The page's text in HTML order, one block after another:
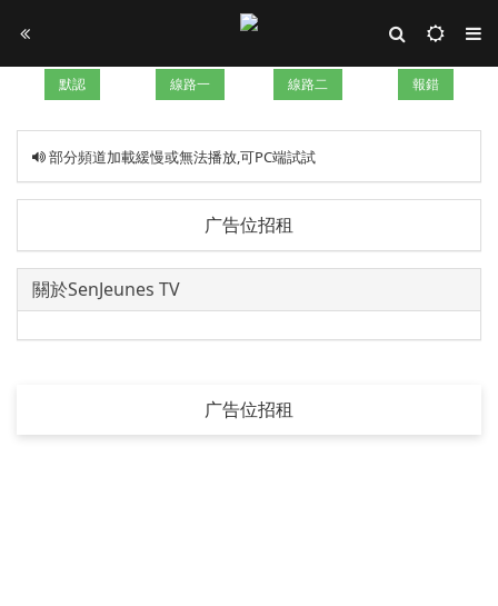
默認 線路一 線路二 報錯
部分頻道加載緩慢或無法播放,可PC端試試
广告位招租
關於SenJeunes TV
广告位招租